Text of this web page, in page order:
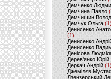
Демченко
Демчина Павло
Демчишин
Демчук Ольга(1)
Денисенко
(1)
Денисенко
Денисенко
Денісова
Дерев'янко Юрій
Деркач Андрій
Джемілєв
Дзензерський